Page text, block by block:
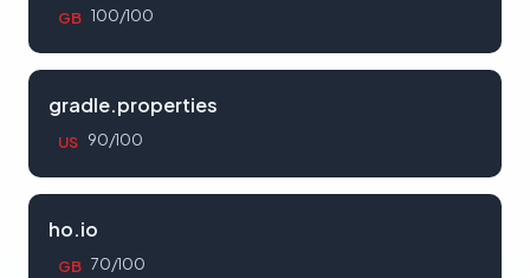
GB 100/100
gradle.properties
US 90/100
ho.io
GB 70/100